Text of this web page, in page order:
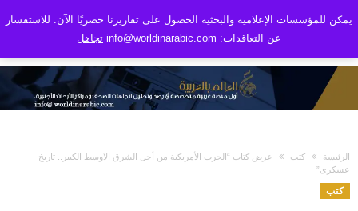
الرئيسة كتب
عرض كتاب “الحرب الأمريكية من أجل الشرق الاوسط الكبير.. تاريخ
عسكرى”
كتب
يمكن للمؤسسات الإعلامية والبحثية الحصول على تقاريرنا حصريًا الآن. للاستفسار
عن التعاقدات: info@worldinarabic.com
تجاهل